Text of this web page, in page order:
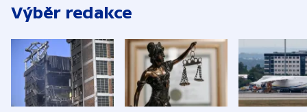
Výběr redakce